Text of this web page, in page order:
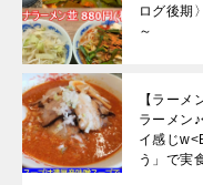
ログ後期
～
【ラー
ラーメン
イ感じ
う」で実